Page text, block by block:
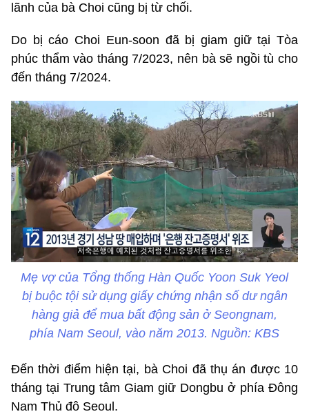
lãnh của bà Choi cũng bị từ chối.
Do bị cáo Choi Eun-soon đã bị giam giữ tại Tòa
phúc thẩm vào tháng 7/2023, nên bà sẽ ngồi tù cho
đến tháng 7/2024.
Mẹ vợ của Tổng thống Hàn Quốc Yoon Suk Yeol
bị buộc tội sử dụng giấy chứng nhận số dư ngân
hàng giả để mua bất động sản ở Seongnam,
phía Nam Seoul, vào năm 2013. Nguồn: KBS
Đến thời điểm hiện tại, bà Choi đã thụ án được 10
tháng tại Trung tâm Giam giữ Dongbu ở phía Đông
Nam Thủ đô Seoul.